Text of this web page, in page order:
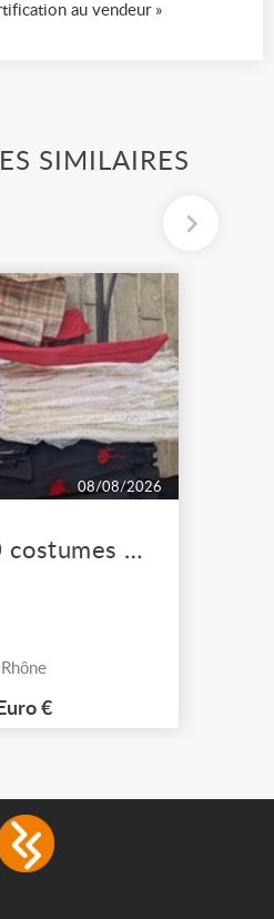
au vendeur »
SIMILAIRES
08/08/2026
Lot de 80 costumes de scène pro
€